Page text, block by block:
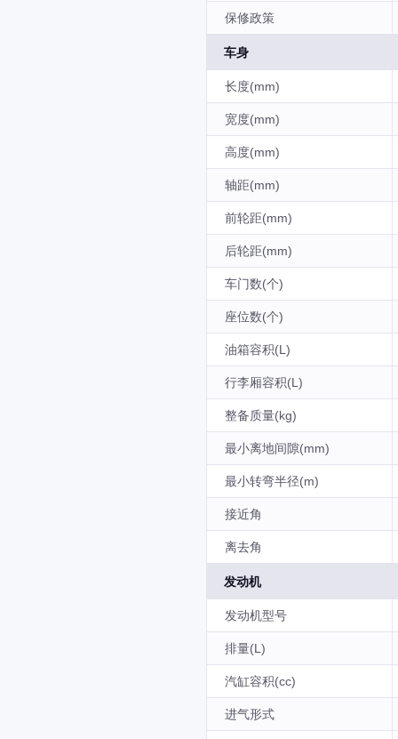
保修政策
车身
长度(mm)
宽度(mm)
高度(mm)
轴距(mm)
前轮距(mm)
后轮距(mm)
车门数(个)
座位数(个)
油箱容积(L)
行李厢容积(L)
整备质量(kg)
最小离地间隙(mm)
最小转弯半径(m)
接近角
离去角
发动机
发动机型号
排量(L)
汽缸容积(cc)
进气形式